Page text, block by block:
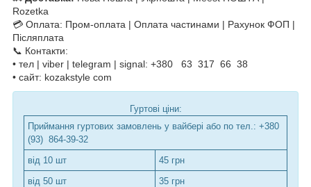
Rozetka
💳 Оплата: Пром-оплата | Оплата частинами | Рахунок ФОП |
Післяплата
📞 Контакти:
• тел | viber | telegram | signal: +380 63 317 66 38
• сайт: kozakstyle com
Гуртові ціни:
Приймання гуртових замовлень у вайбері або по тел.: +380
(93) 864-39-32
від 10 шт
45 грн
від 50 шт
35 грн